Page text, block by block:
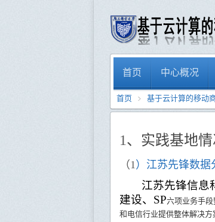
首页 中心概况
首页 基于云计算的移动
1、实践基地
（1）江苏先锋数据
江苏先锋信息
建设、 SP六项业务手段
和电信行业提供整体解决